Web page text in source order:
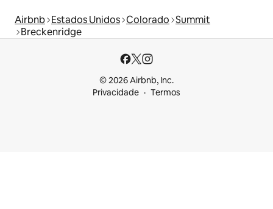
Airbnb Estados Unidos Colorado Summit
Breckenridge
© 2026 Airbnb, Inc.
Privacidade
Termos